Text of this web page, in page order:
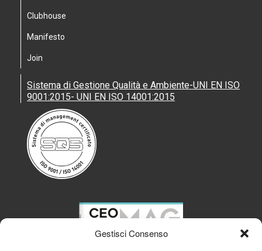
Gestisci Consenso
Clubhouse
Manifesto
Join
Sistema di Gestione Qualità e Ambiente-UNI EN ISO
9001:2015- UNI EN ISO 14001:2015